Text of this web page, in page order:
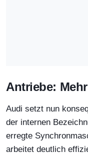
Antriebe:
Audi setzt nun
der internen
erregte
arbeitet deutlich